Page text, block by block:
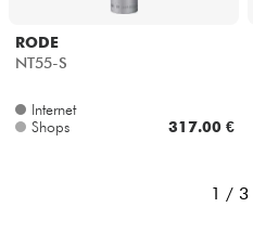
RODE
NT55-S
Internet
Shops
317.00 €
1 / 3